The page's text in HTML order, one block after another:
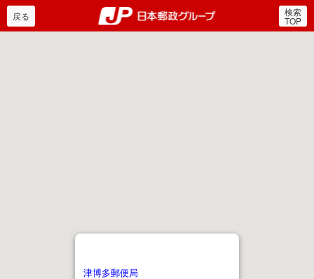
郵便局・日本郵政グルー
戻る 検索
TOP
津博多郵便局